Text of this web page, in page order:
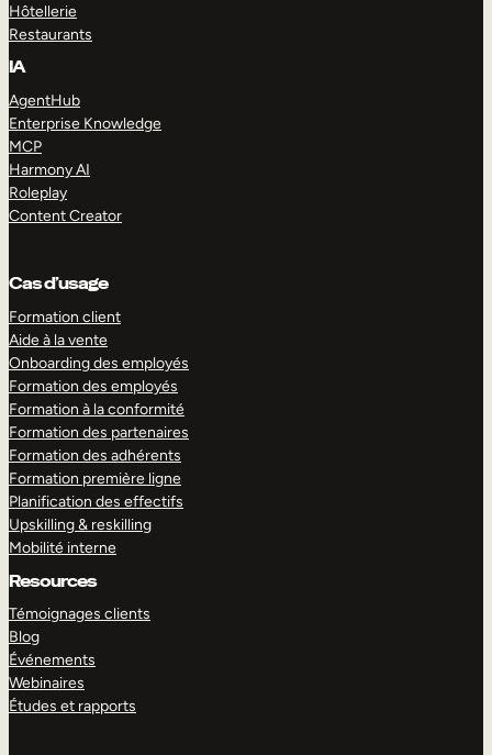
Hôtellerie
Restaurants
IA
AgentHub
Enterprise Knowledge
MCP
Harmony AI
Roleplay
Content Creator
Cas d’usage
Formation client
Aide à la vente
Onboarding des employés
Formation des employés
Formation à la conformité
Formation des partenaires
Formation des adhérents
Formation première ligne
Planification des effectifs
Upskilling & reskilling
Mobilité interne
Resources
Témoignages clients
Blog
Événements
Webinaires
Études et rapports